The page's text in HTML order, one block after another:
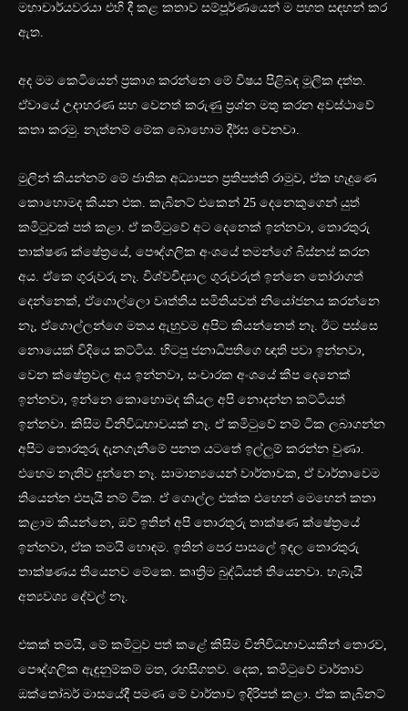
මහාචාර්යවරයා එහි දී කළ කතාව සම්පූර්ණයෙන් ම පහත සඳහන් කර
ඇත.
අද මම කෙටියෙන් ප්‍රකාශ කරන්නෙ මේ විෂය පිළිබඳ මූලික දත්ත.
ඒවායේ උදාහරණ සහ වෙනත් කරුණු ප්‍රශ්න මතු කරන අවස්ථාවේ
කතා කරමු. නැත්නම් මේක බොහොම දීර්ඝ වෙනවා.
මුලින් කියන්නම් මේ ජාතික අධ්‍යාපන ප්‍රතිපත්ති රාමුව, ඒක හැදුණෙ
කොහොමද කියන එක. කැබිනට් එකෙන් 25 දෙනෙකුගෙන් යුත්
කමිටුවක් පත් කළා. ඒ කමිටුවේ අට දෙනෙක් ඉන්නවා, තොරතුරු
තාක්ෂණ ක්ෂේත්‍රයේ, පෞද්ගලික අංශයේ තමන්ගේ බිස්නස් කරන
අය. ඒකෙ ගුරුවරු නෑ. විශ්වවිද්‍යාල ගුරුවරුත් ඉන්නෙ තෝරාගත්
දෙන්නෙක්, ඒගොල්ලො වෘත්තිය සමිතියවත් නියෝජනය කරන්නෙ
නෑ, ඒගොල්ලන්ගෙ මතය ඇහුවම අපිට කියන්නෙත් නෑ. ඊට පස්සෙ
නොයෙක් විදියෙ කට්ටිය. හිටපු ජනාධිපතිගෙ ඥාති පවා ඉන්නවා,
වෙන ක්ෂේත්‍රවල අය ඉන්නවා, සංචාරක අංශයේ කීප දෙනෙක්
ඉන්නවා, ඉන්නෙ කොහොමද කියල අපි නොදන්න කට්ටියත්
ඉන්නවා. කිසිම විනිවිධභාවයක් නෑ. ඒ කමිටුවේ නම් ටික ලබාගන්න
අපිට තොරතුරු දැනගැනීමේ පනත යටතේ ඉල්ලුම් කරන්න වුණා.
එහෙම නැතිව දුන්නෙ නෑ. සාමාන්‍යයෙන් වාර්තාවක, ඒ වාර්තාවෙම
තියෙන්න එපැයි නම් ටික. ඒ ගොල්ල එක්ක එහෙන් මෙහෙන් කතා
කළාම කියන්නෙ, ඔව් ඉතින් අපි තොරතුරු තාක්ෂණ ක්ෂේත්‍රයේ
ඉන්නවා, ඒක තමයි හොඳම. ඉතින් පෙර පාසලේ ඉඳල තොරතුරු
තාක්ෂණය තියෙනව මේකෙ. කෘත්‍රිම බුද්ධියත් තියෙනවා. හැබැයි
අත්‍යවශ්‍ය දේවල් නෑ.
එකක් තමයි, මේ කමිටුව පත් කළේ කිසිම විනිවිධභාවයකින් තොරව,
පෞද්ගලික ඇඳුනුම්කම් මත, රහසිගතව. දෙක, කමිටුවේ වාර්තාව
ඔක්තෝබර් මාසයේදී පමණ මේ වාර්තාව ඉදිරිපත් කළා. ඒක කැබිනට්